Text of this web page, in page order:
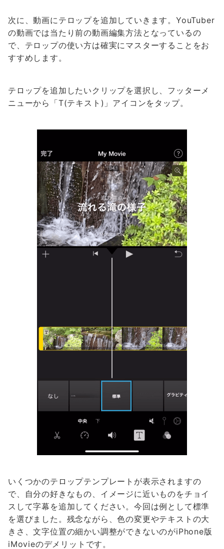
次に、動画にテロップを追加していきます。YouTuber
の動画では当たり前の動画編集方法となっているの
で、テロップの使い方は確実にマスターすることをお
すすめします。
テロップを追加したいクリップを選択し、フッターメ
ニューから「T(テキスト)」アイコンをタップ。
いくつかのテロップテンプレートが表示されますの
で、自分の好きなもの、イメージに近いものをチョイ
スして字幕を追加してください。今回は例として標準
を選びました。残念ながら、色の変更やテキストの大
きさ、文字位置の細かい調整ができないのがiPhone版
iMovieのデメリットです。